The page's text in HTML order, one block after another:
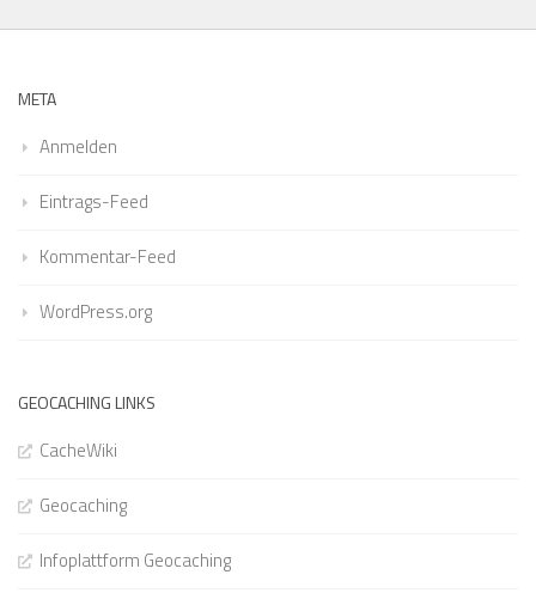
META
Anmelden
Eintrags-Feed
Kommentar-Feed
WordPress.org
GEOCACHING LINKS
CacheWiki
Geocaching
Infoplattform Geocaching